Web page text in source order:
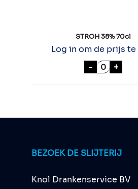
STROH 38% 70cl
Log in om de prijs te
- STROH
+
BEZOEK DE SLIJTERIJ
Knol Drankenservice BV